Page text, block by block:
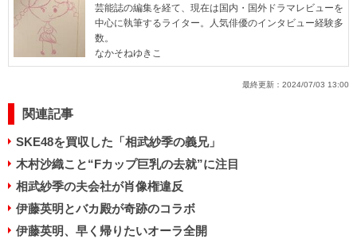
芸能誌の編集を経て、現在は国内・国外ドラマレビューを
中心に執筆するライター。人気俳優のインタビュー経験多
数。
なかそねゆきこ
最終更新： 2024/07/03 13:00
関連記事
SKE48を買収した「相武紗季の義兄」
木村沙織こと“Fカップ巨乳の去就”に注目
相武紗季の夫会社が肖像権違反
伊藤英明とバカ殿が奇跡のコラボ
伊藤英明、早く帰りたいオーラ全開